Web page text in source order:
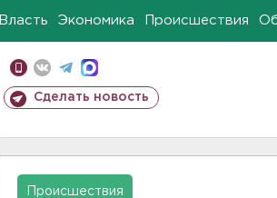
Власть Экономика Происшествия
Сделать новость
Происшествия